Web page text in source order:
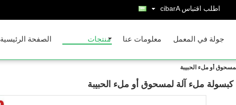
اطلب اقتباس Arabic
الصفحة الرئيسية منتجات معلومات عنا جولة في المعمل